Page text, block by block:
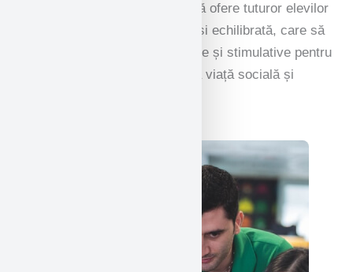
Colegiul National își propune să ofere tuturor elevilor
sai o programă școlară amplă și echilibrată, care să
ofere activități recompensatoare și stimulative pentru
a-i pregăti pentru cea mai bună viață socială și